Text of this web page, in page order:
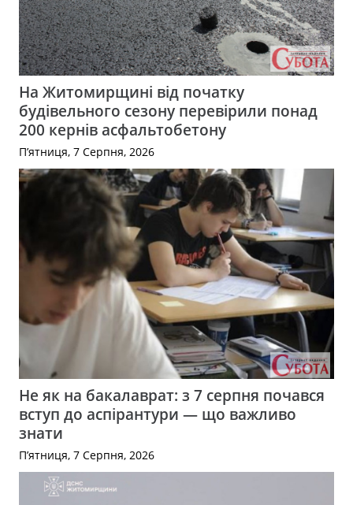
На Житомирщині від початку
будівельного сезону перевірили понад
200 кернів асфальтобетону
П’ятниця, 7 Серпня, 2026
Не як на бакалаврат: з 7 серпня почався
вступ до аспірантури — що важливо
знати
П’ятниця, 7 Серпня, 2026